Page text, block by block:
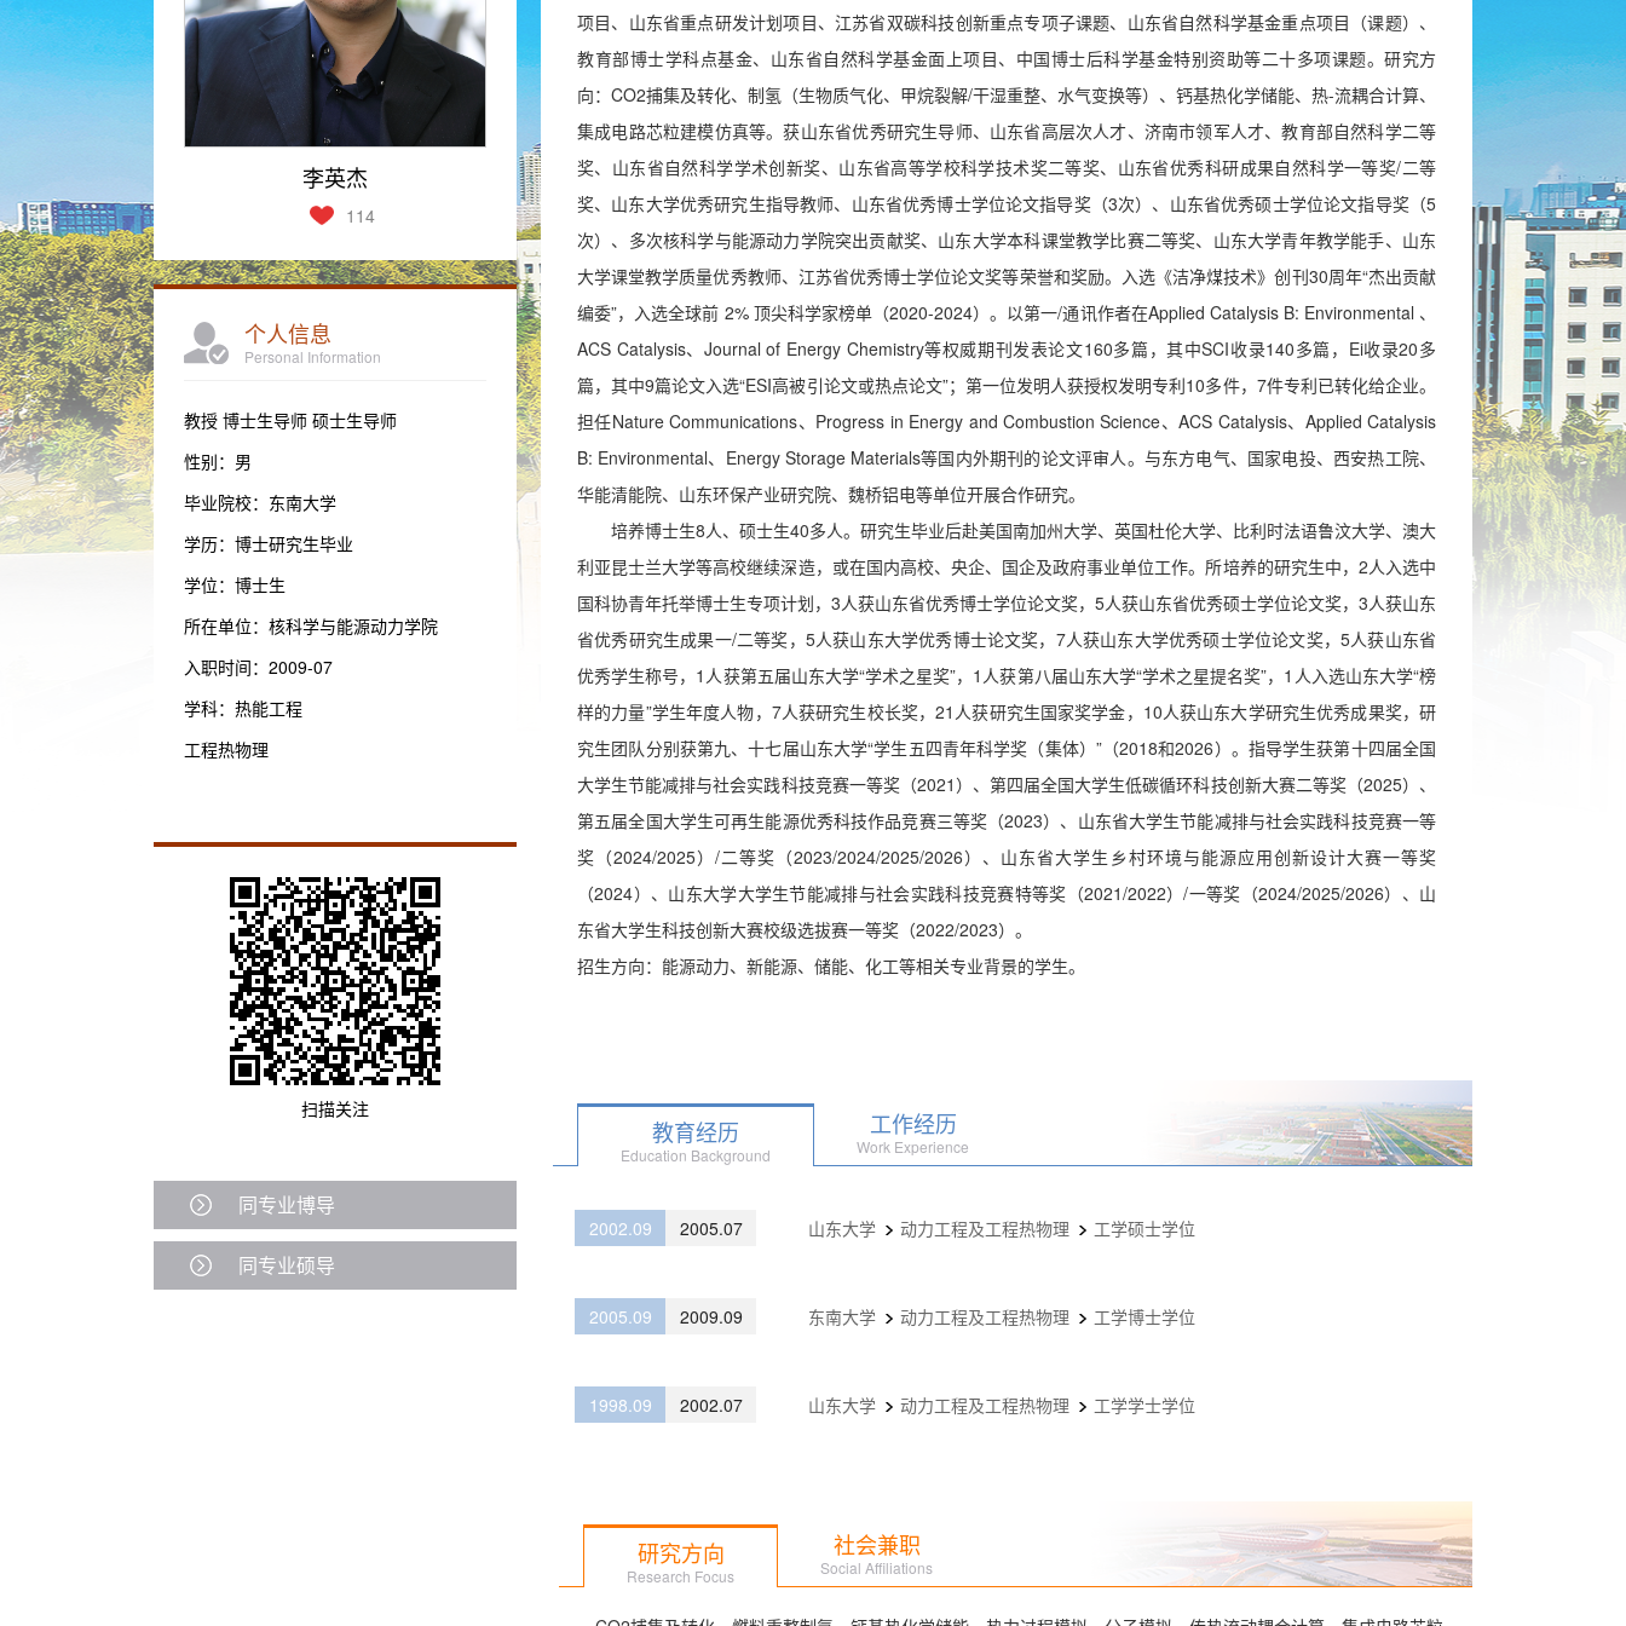
李英杰
114
个人信息
Personal Information
教授 博士生导师 硕士生导师
性别：男
毕业院校：东南大学
学历：博士研究生毕业
学位：博士生
所在单位：核科学与能源动力学院
入职时间：2009-07
学科：热能工程
工程热物理
扫描关注
同专业博导
同专业硕导
项目、 山东省重点研发计划项目、江苏省双碳科技创新重点专项子课题、山东省自然科学基金重点项目（课题）、
教育部博士学科点基金、山东省自然科学基金面上项目、中国博士后科学基金特别资助等二十多项课题。研究方
向： CO2捕集及转化、制氢（生物质气化、甲烷裂解/干湿重整、水气变换等）、钙基热化学储能、热-流耦合计算、
集成电路芯粒建模仿真等。获山东省优秀研究生导师、山东省高层次人才、济南市领军人才、教育部自然科学二等
奖、山东省自然科学学术创新奖、山东省高等学校科学技术奖二等奖、山东省优秀科研成果自然科学一等奖/二等
奖、山东大学优秀研究生指导教师、山东省优秀博士学位论文指导奖（3次）、山东省优秀硕士学位论文指导奖（5
次）、多次核科学与能源动力学院突出贡献奖、山东大学本科课堂教学比赛二等奖、山东大学青年教学能手、山东
大学课堂教学质量优秀教师、江苏省优秀博士学位论文奖等荣誉和奖励。入选《洁净煤技术》创刊30周年“杰出贡献
编委”，入选全球前 2% 顶尖科学家榜单（2020-2024）。以第一/通讯作者在Applied Catalysis B: Environmental 、
ACS Catalysis、Journal of Energy Chemistry等权威期刊发表论文160多篇，其中SCI收录140多篇，Ei收录20多
篇，其中9篇论文入选“ESI高被引论文或热点论文”；第一位发明人获授权发明专利10多件，7件专利已转化给企业。
担任Nature Communications、Progress in Energy and Combustion Science、ACS Catalysis、Applied Catalysis
B: Environmental、Energy Storage Materials等国内外期刊的论文评审人。与东方电气、国家电投、西安热工院、
华能清能院、山东环保产业研究院、魏桥铝电等单位开展合作研究。
培养博士生8人、硕士生40多人。研究生毕业后赴美国南加州大学、 英国杜伦大学、 比利时法语鲁汶大学、 澳大
利亚昆士兰大学等高校继续深造，或在国内高校、央企、国企及政府事业单位工作。所培养的研究生中，2人入选中
国科协青年托举博士生专项计划，3人获山东省优秀博士学位论文奖，5人获山东省优秀硕士学位论文奖，3人获山东
省优秀研究生成果一/二等奖，5人获山东大学优秀博士论文奖，7人获山东大学优秀硕士学位论文奖，5人获山东省
优秀学生称号，1人获第五届山东大学“学术之星奖”，1人获第八届山东大学“学术之星提名奖”，1人入选山东大学“榜
样的力量”学生年度人物，7人获研究生校长奖，21人获研究生国家奖学金，10人获山东大学研究生优秀成果奖，研
究生团队分别获第九、十七届山东大学“学生五四青年科学奖 （集体） ”（2018和2026）。指导学生获第十四届全国
大学生节能减排与社会实践科技竞赛一等奖（2021）、第四届全国大学生低碳循环科技创新大赛二等奖（2025）、
第五届全国大学生可再生能源优秀科技作品竞赛三等奖（2023）、 山东省大学生节能减排与社会实践科技竞赛一等
奖（2024/2025）/二等奖（2023/2024/2025/2026）、 山东省大学生乡村环境与能源应用创新设计大赛一等奖
（2024）、 山东大学大学生节能减排与社会实践科技竞赛特等奖（2021/2022）/一等奖（2024/2025/2026）、 山
东省大学生科技创新大赛校级选拔赛一等奖 （2022/2023） 。
招生方向：能源动力、新能源、储能、化工等相关专业背景的学生。
教育经历
Education Background
工作经历
Work Experience
2002.09 2005.07 山东大学 动力工程及工程热物理 工学硕士学位
2005.09 2009.09 东南大学 动力工程及工程热物理 工学博士学位
1998.09 2002.07 山东大学 动力工程及工程热物理 工学学士学位
研究方向
Research Focus
社会兼职
Social Affiliations